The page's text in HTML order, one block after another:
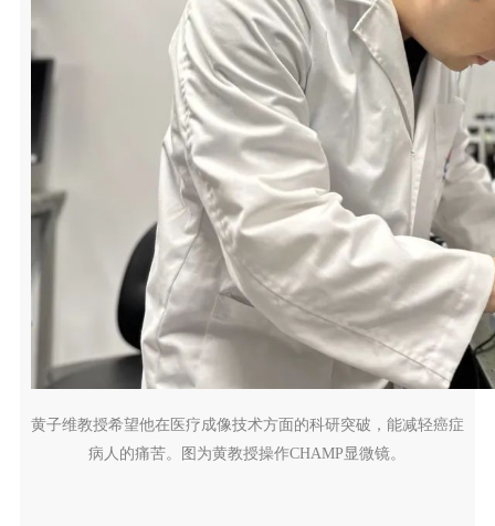
黄子维教授希望他在医疗成像技术方面的科研突破，能减轻癌症
病人的痛苦。图为黄教授操作CHAMP显微镜。